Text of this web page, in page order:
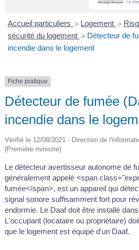
RI
Accueil particuliers > Logement >
sécurité du logement > Détecteur de
incendie dans le logement
Fiche pratique
Détecteur de fumée
incendie dans le
Vérifié le 12/08/2021 - Direction de
(Première ministre)
Le détecteur avertisseur autonome de
généralement appelé <span
fumée</span>, est un appareil qui
signal sonore suffisamment fort pour
endormie. Le Daaf doit être installé
L'occupant (locataire ou propriétaire)
que le logement est équipé d'un Daaf.